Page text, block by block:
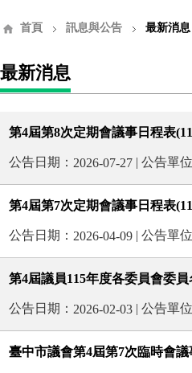
首頁 訊息與公告 最新消息
最新消息
第4屆第8次定期會議事日程表
公告日期： 2026-07-27 | 公告單
第4屆第7次定期會議事日程表
公告日期： 2026-04-09 | 公告單
第4屆議員115年度各委員會委員
公告日期： 2026-02-03 | 公告單
臺中市議會第4屆第7次臨時會